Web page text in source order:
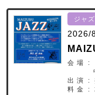
ジャズ
2026/
会 場 :
出 演 :
料 金 :